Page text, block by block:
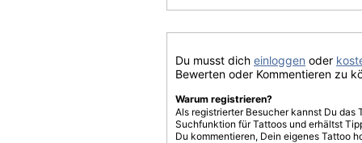
Du musst dich einloggen oder
Bewerten oder Kommentieren zu
Warum registrieren?
Als registrierter Besucher kannst Du
Suchfunktion für Tattoos und erhältst
Du kommentieren, Dein eigenes Tattoo